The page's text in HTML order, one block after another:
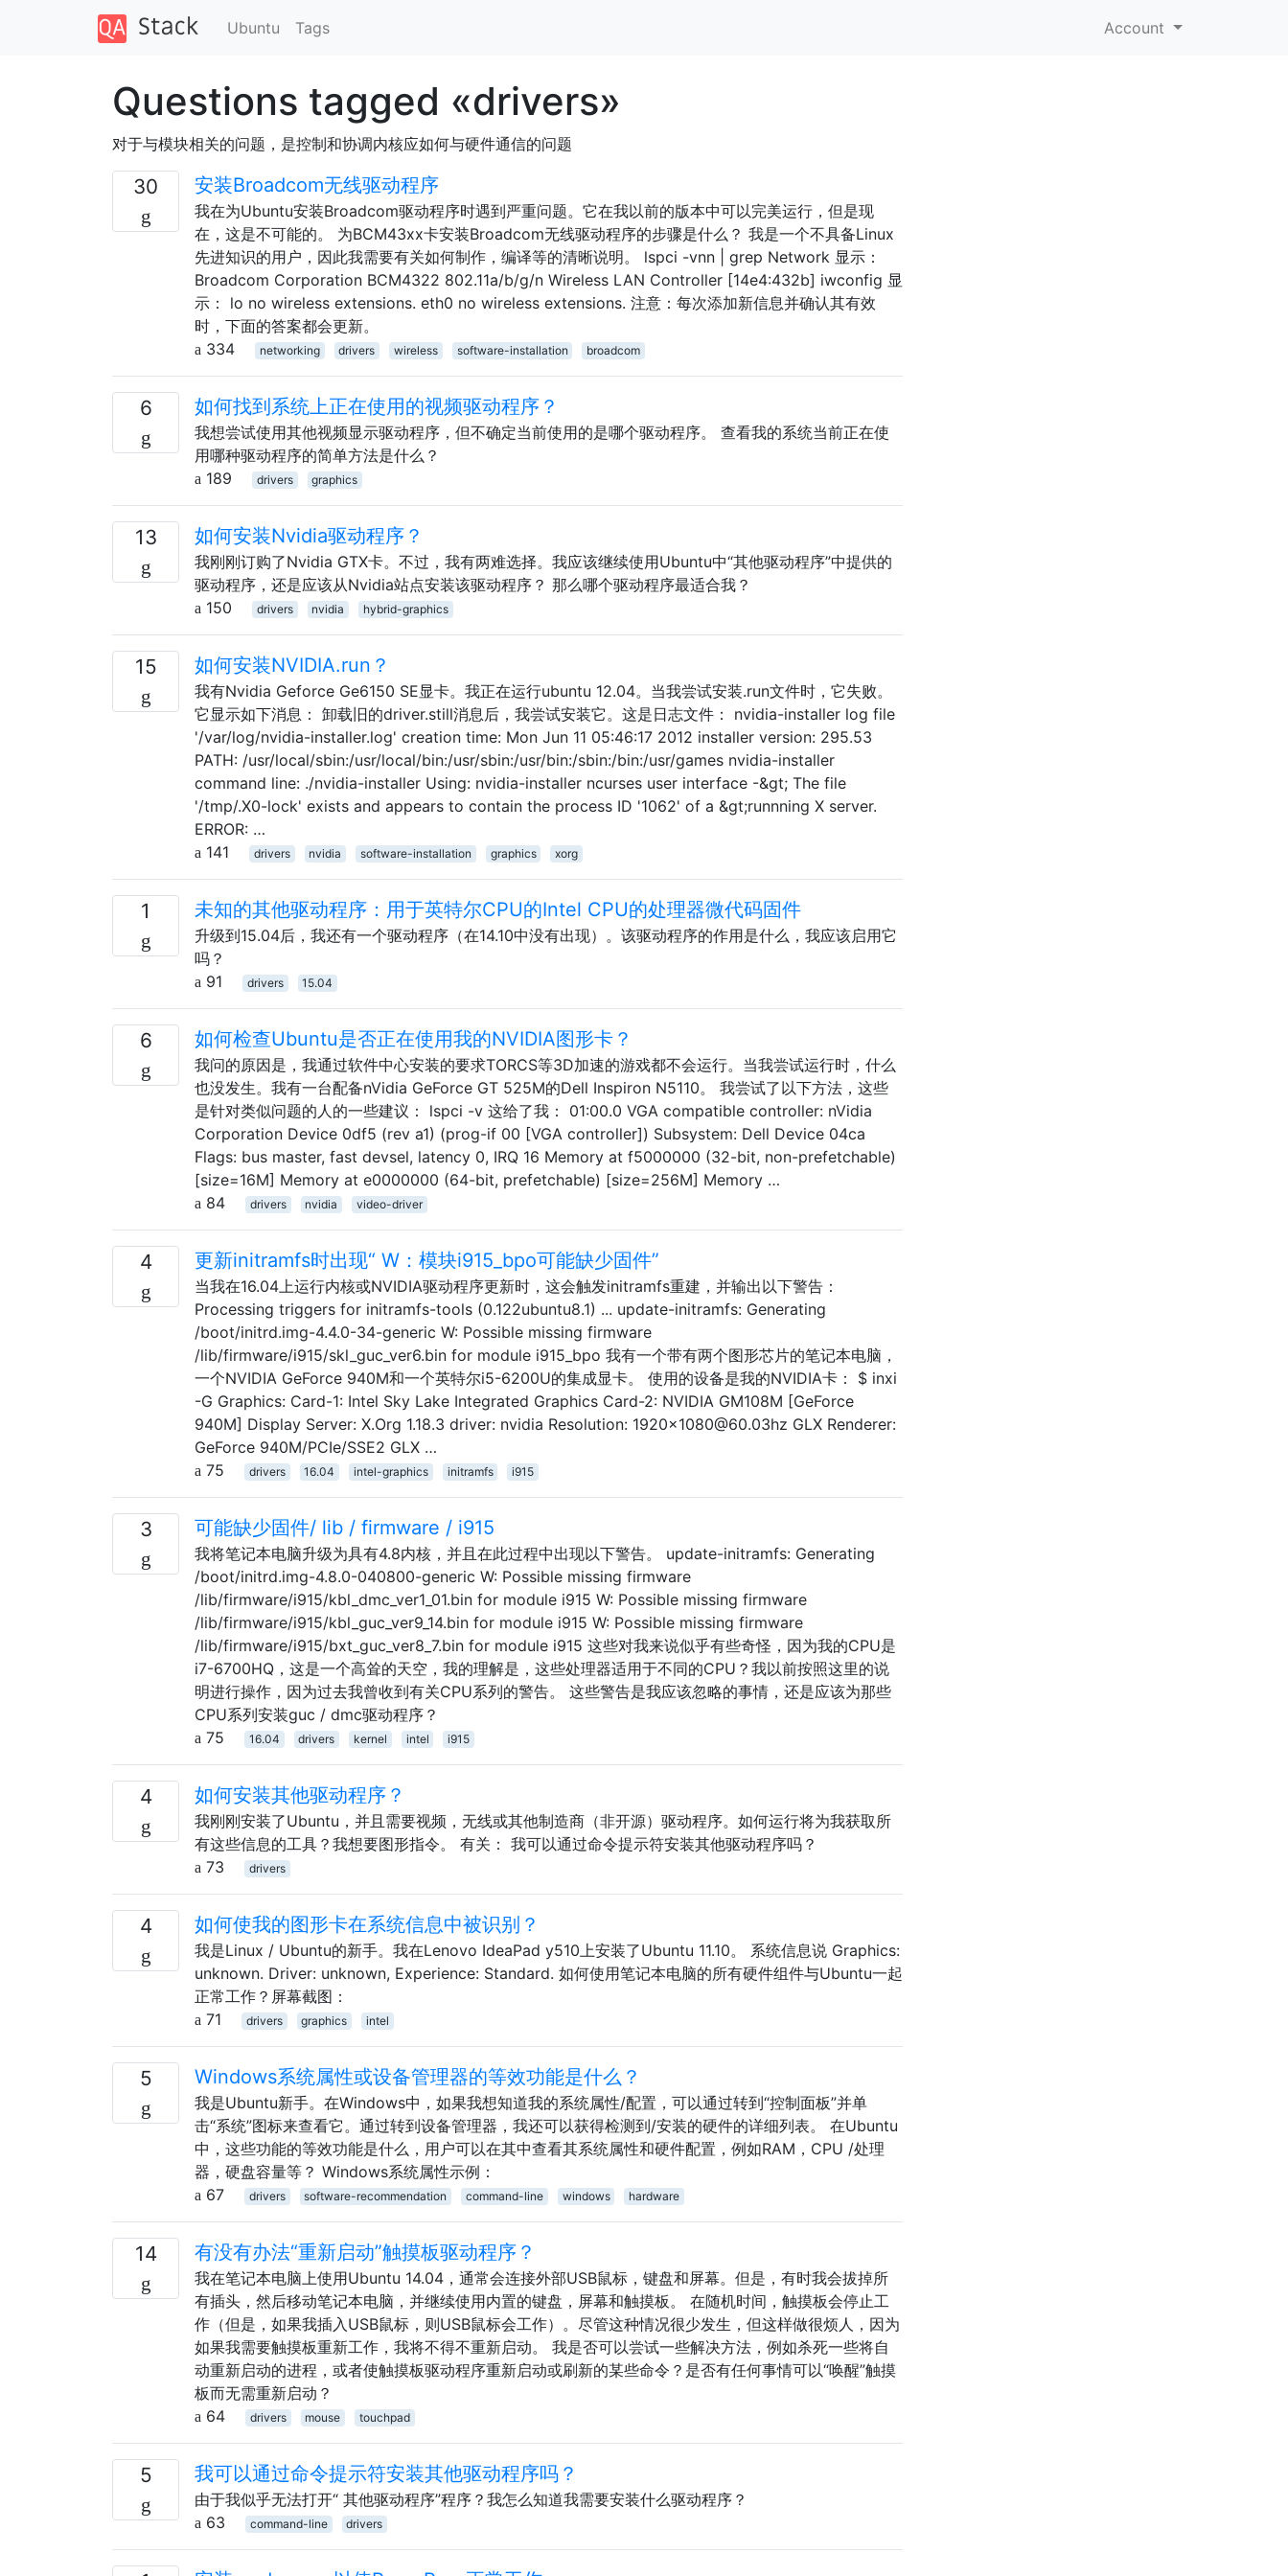
Ubuntu Tags Account
Questions tagged «drivers»
对于与模块相关的问题，是控制和协调内核应如何与硬件通信的问题
30 安装Broadcom无线驱动程序
我在为Ubuntu安装Broadcom驱动程序时遇到严重问题。它在我以前的版本中可以完美运行，但是现
在，这是不可能的。 为BCM43xx卡安装Broadcom无线驱动程序的步骤是什么？ 我是一个不具备Linux
先进知识的用户，因此我需要有关如何制作，编译等的清晰说明。 lspci -vnn | grep Network 显示：
Broadcom Corporation BCM4322 802.11a/b/g/n Wireless LAN Controller [14e4:432b] iwconfig 显
示： lo no wireless extensions. eth0 no wireless extensions. 注意：每次添加新信息并确认其有效
时，下面的答案都会更新。
334
networking drivers wireless software-installation broadcom
6 如何找到系统上正在使用的视频驱动程序？
我想尝试使用其他视频显示驱动程序，但不确定当前使用的是哪个驱动程序。 查看我的系统当前正在使
用哪种驱动程序的简单方法是什么？
189
drivers graphics
13 如何安装Nvidia驱动程序？
我刚刚订购了Nvidia GTX卡。不过，我有两难选择。我应该继续使用Ubuntu中“其他驱动程序”中提供的
驱动程序，还是应该从Nvidia站点安装该驱动程序？ 那么哪个驱动程序最适合我？
150
drivers nvidia hybrid-graphics
15 如何安装NVIDIA.run？
我有Nvidia Geforce Ge6150 SE显卡。我正在运行ubuntu 12.04。当我尝试安装.run文件时，它失败。
它显示如下消息： 卸载旧的driver.still消息后，我尝试安装它。这是日志文件： nvidia-installer log file
'/var/log/nvidia-installer.log' creation time: Mon Jun 11 05:46:17 2012 installer version: 295.53
PATH: /usr/local/sbin:/usr/local/bin:/usr/sbin:/usr/bin:/sbin:/bin:/usr/games nvidia-installer
command line: ./nvidia-installer Using: nvidia-installer ncurses user interface -&gt; The file
'/tmp/.X0-lock' exists and appears to contain the process ID '1062' of a &gt;runnning X server.
ERROR: …
141
drivers nvidia software-installation graphics xorg
1 未知的其他驱动程序：用于英特尔CPU的Intel CPU的处理器微代码固件
升级到15.04后，我还有一个驱动程序（在14.10中没有出现）。该驱动程序的作用是什么，我应该启用它
吗？
91
drivers 15.04
6 如何检查Ubuntu是否正在使用我的NVIDIA图形卡？
我问的原因是，我通过软件中心安装的要求TORCS等3D加速的游戏都不会运行。当我尝试运行时，什么
也没发生。我有一台配备nVidia GeForce GT 525M的Dell Inspiron N5110。 我尝试了以下方法，这些
是针对类似问题的人的一些建议： lspci -v 这给了我： 01:00.0 VGA compatible controller: nVidia
Corporation Device 0df5 (rev a1) (prog-if 00 [VGA controller]) Subsystem: Dell Device 04ca
Flags: bus master, fast devsel, latency 0, IRQ 16 Memory at f5000000 (32-bit, non-prefetchable)
[size=16M] Memory at e0000000 (64-bit, prefetchable) [size=256M] Memory …
84
drivers nvidia video-driver
4 更新initramfs时出现“ W：模块i915_bpo可能缺少固件”
当我在16.04上运行内核或NVIDIA驱动程序更新时，这会触发initramfs重建，并输出以下警告：
Processing triggers for initramfs-tools (0.122ubuntu8.1) ... update-initramfs: Generating
/boot/initrd.img-4.4.0-34-generic W: Possible missing firmware
/lib/firmware/i915/skl_guc_ver6.bin for module i915_bpo 我有一个带有两个图形芯片的笔记本电脑，
一个NVIDIA GeForce 940M和一个英特尔i5-6200U的集成显卡。 使用的设备是我的NVIDIA卡： $ inxi
-G Graphics: Card-1: Intel Sky Lake Integrated Graphics Card-2: NVIDIA GM108M [GeForce
940M] Display Server: X.Org 1.18.3 driver: nvidia Resolution: 1920x1080@60.03hz GLX Renderer:
GeForce 940M/PCIe/SSE2 GLX …
75
drivers 16.04 intel-graphics initramfs i915
3 可能缺少固件/ lib / firmware / i915
我将笔记本电脑升级为具有4.8内核，并且在此过程中出现以下警告。 update-initramfs: Generating
/boot/initrd.img-4.8.0-040800-generic W: Possible missing firmware
/lib/firmware/i915/kbl_dmc_ver1_01.bin for module i915 W: Possible missing firmware
/lib/firmware/i915/kbl_guc_ver9_14.bin for module i915 W: Possible missing firmware
/lib/firmware/i915/bxt_guc_ver8_7.bin for module i915 这些对我来说似乎有些奇怪，因为我的CPU是
i7-6700HQ，这是一个高耸的天空，我的理解是，这些处理器适用于不同的CPU？我以前按照这里的说
明进行操作，因为过去我曾收到有关CPU系列的警告。 这些警告是我应该忽略的事情，还是应该为那些
CPU系列安装guc / dmc驱动程序？
75
16.04 drivers kernel intel i915
4 如何安装其他驱动程序？
我刚刚安装了Ubuntu，并且需要视频，无线或其他制造商（非开源）驱动程序。如何运行将为我获取所
有这些信息的工具？我想要图形指令。 有关： 我可以通过命令提示符安装其他驱动程序吗？
73
drivers
4 如何使我的图形卡在系统信息中被识别？
我是Linux / Ubuntu的新手。我在Lenovo IdeaPad y510上安装了Ubuntu 11.10。 系统信息说 Graphics:
unknown. Driver: unknown, Experience: Standard. 如何使用笔记本电脑的所有硬件组件与Ubuntu一起
正常工作？屏幕截图：
71
drivers graphics intel
5 Windows系统属性或设备管理器的等效功能是什么？
我是Ubuntu新手。在Windows中，如果我想知道我的系统属性/配置，可以通过转到“控制面板”并单
击“系统”图标来查看它。通过转到设备管理器，我还可以获得检测到/安装的硬件的详细列表。 在Ubuntu
中，这些功能的等效功能是什么，用户可以在其中查看其系统属性和硬件配置，例如RAM，CPU /处理
器，硬盘容量等？ Windows系统属性示例：
67
drivers software-recommendation command-line windows hardware
14 有没有办法“重新启动”触摸板驱动程序？
我在笔记本电脑上使用Ubuntu 14.04，通常会连接外部USB鼠标，键盘和屏幕。但是，有时我会拔掉所
有插头，然后移动笔记本电脑，并继续使用内置的键盘，屏幕和触摸板。 在随机时间，触摸板会停止工
作（但是，如果我插入USB鼠标，则USB鼠标会工作）。尽管这种情况很少发生，但这样做很烦人，因为
如果我需要触摸板重新工作，我将不得不重新启动。 我是否可以尝试一些解决方法，例如杀死一些将自
动重新启动的进程，或者使触摸板驱动程序重新启动或刷新的某些命令？是否有任何事情可以“唤醒”触摸
板而无需重新启动？
64
drivers mouse touchpad
5 我可以通过命令提示符安装其他驱动程序吗？
由于我似乎无法打开“ 其他驱动程序”程序？我怎么知道我需要安装什么驱动程序？
63
command-line drivers